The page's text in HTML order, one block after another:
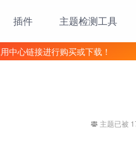
插件 主题检测工具
中心链接进行购买或下载！
主题已被